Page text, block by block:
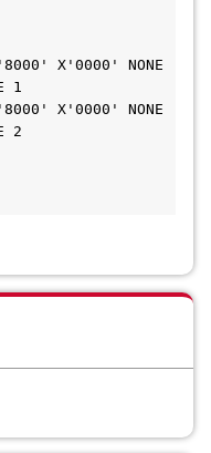
X'0000' NONE
1
X'0000' NONE
2